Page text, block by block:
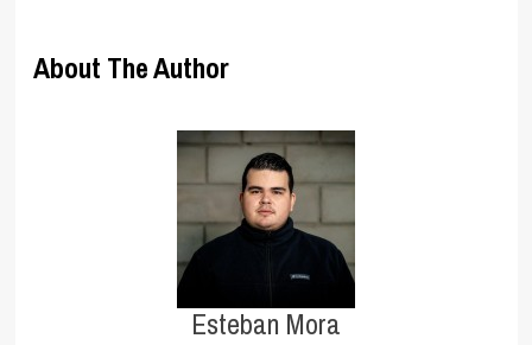
About The Author
Esteban Mora